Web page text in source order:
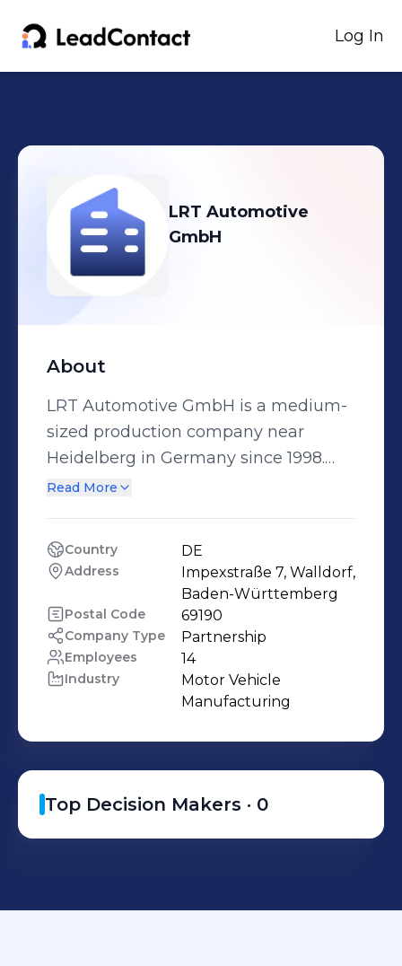
Log In
LRT Automotive
GmbH
About
LRT Automotive GmbH is a medium-
sized production company near
Heidelberg in Germany since 1998.
Our core competence is
Automotive is known for
manufacturing quality replacement
parts such as exhaust manifolds that
have sprawled across Germany and
has earned a reputation for quality,
innovation, and customer-focus.
Read More
Country DE
Address
Impexstraße 7, Walldorf,
Baden-Württemberg
Postal Code 69190
Company Type Partnership
Employees 14
Industry
Motor Vehicle
Manufacturing
Top Decision Makers · 0